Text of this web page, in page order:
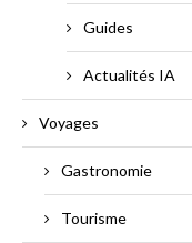
Guides
Actualités IA
Voyages
Gastronomie
Tourisme